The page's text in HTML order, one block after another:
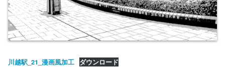
川越駅_21_漫画風加工 ダウンロード